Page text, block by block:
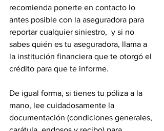
recomienda ponerte en contacto lo
antes posible con la aseguradora para
reportar cualquier siniestro,  y si no
sabes quién es tu aseguradora, llama a
la institución financiera que te otorgó el
crédito para que te informe.
De igual forma, si tienes tu póliza a la
mano, lee cuidadosamente la
documentación (condiciones generales,